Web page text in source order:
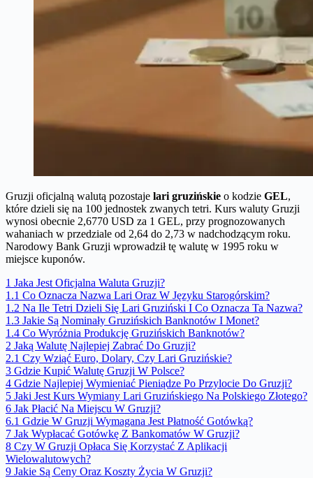
Gruzji oficjalną walutą pozostaje lari gruzińskie o kodzie GEL,
które dzieli się na 100 jednostek zwanych tetri. Kurs waluty Gruzji
wynosi obecnie 2,6770 USD za 1 GEL, przy prognozowanych
wahaniach w przedziale od 2,64 do 2,73 w nadchodzącym roku.
Narodowy Bank Gruzji wprowadził tę walutę w 1995 roku w
miejsce kuponów.
1 Jaka Jest Oficjalna Waluta Gruzji?
1.1 Co Oznacza Nazwa Lari Oraz W Języku Starogórskim?
1.2 Na Ile Tetri Dzieli Się Lari Gruziński I Co Oznacza Ta Nazwa?
1.3 Jakie Są Nominały Gruzińskich Banknotów I Monet?
1.4 Co Wyróżnia Produkcję Gruzińskich Banknotów?
2 Jaką Walutę Najlepiej Zabrać Do Gruzji?
2.1 Czy Wziąć Euro, Dolary, Czy Lari Gruzińskie?
3 Gdzie Kupić Walutę Gruzji W Polsce?
4 Gdzie Najlepiej Wymieniać Pieniądze Po Przylocie Do Gruzji?
5 Jaki Jest Kurs Wymiany Lari Gruzińskiego Na Polskiego Złotego?
6 Jak Płacić Na Miejscu W Gruzji?
6.1 Gdzie W Gruzji Wymagana Jest Płatność Gotówką?
7 Jak Wypłacać Gotówkę Z Bankomatów W Gruzji?
8 Czy W Gruzji Opłaca Się Korzystać Z Aplikacji
Wielowalutowych?
9 Jakie Są Ceny Oraz Koszty Życia W Gruzji?